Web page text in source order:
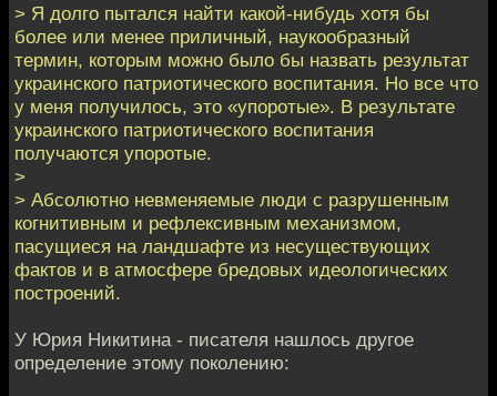
> Я долго пытался найти какой-нибудь хотя бы
более или менее приличный, наукообразный
термин, которым можно было бы назвать результат
украинского патриотического воспитания. Но все что
у меня получилось, это «упоротые». В результате
украинского патриотического воспитания
получаются упоротые.
>
> Абсолютно невменяемые люди с разрушенным
когнитивным и рефлексивным механизмом,
пасущиеся на ландшафте из несуществующих
фактов и в атмосфере бредовых идеологических
построений.
У Юрия Никитина - писателя нашлось другое
определение этому поколению: